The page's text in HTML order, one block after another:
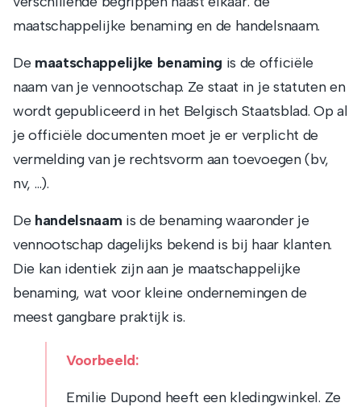
maatschappelijke benaming en de handelsnaam.
De maatschappelijke benaming is de officiële
naam van je vennootschap. Ze staat in je statuten en
wordt gepubliceerd in het Belgisch Staatsblad. Op al
je officiële documenten moet je er verplicht de
vermelding van je rechtsvorm aan toevoegen (bv,
nv, …).
De handelsnaam is de benaming waaronder je
vennootschap dagelijks bekend is bij haar klanten.
Die kan identiek zijn aan je maatschappelijke
benaming, wat voor kleine ondernemingen de
meest gangbare praktijk is.
Voorbeeld:
Emilie Dupond heeft een kledingwinkel. Ze